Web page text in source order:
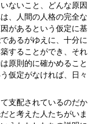
ないこと、どんな原因
、人間の人格の完全な
があるという仮定に基
あるがゆえに、十分に
することができ、それ
原則的に確かめること
仮定がなければ、日々
支配されているのだか
と考えた人たちがいま